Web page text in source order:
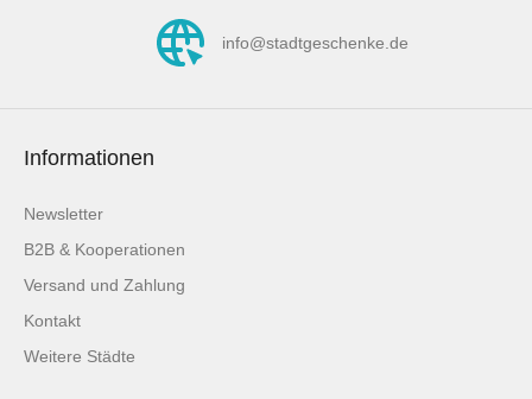
info@stadtgeschenke.de
Informationen
Newsletter
B2B & Kooperationen
Versand und Zahlung
Kontakt
Weitere Städte